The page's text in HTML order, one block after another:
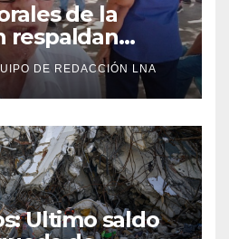
de la
respaldan
Bono
100 dólares
pensionados y
DE REDACCIÓN LNA
Ultimo saldo